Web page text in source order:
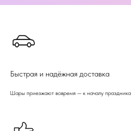
Быстрая и надёжная доставка
Шары приезжают вовремя — к началу